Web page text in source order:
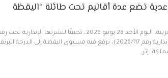
تضع عدة أقاليم تحت طائلة “اليقظة
أصدرت وزارة التجهيز والماء المغربية، اليوم الأحد 28 يونيو 2026، تحيينًا لنشرتها الإنذارية تحت
2026/116 (المنبثقة عن النشرة الإنذارية رقم 2026/117)، ترفع فيه مستوى اليقظة إلى الدرجة
إثر…